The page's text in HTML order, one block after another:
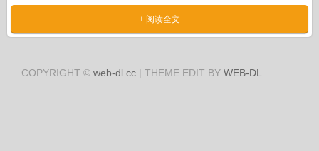
+ 阅读全文
COPYRIGHT © web-dl.cc | THEME EDIT BY WEB-DL